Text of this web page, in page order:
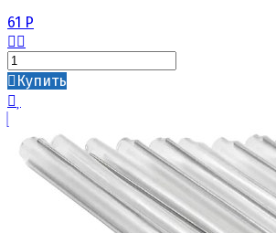
61 Р
Купить